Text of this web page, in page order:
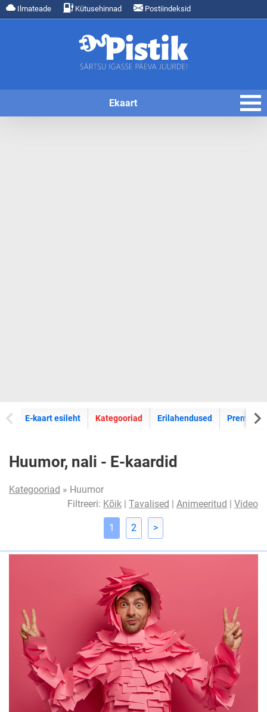
Ilmateade Kütusehinnad Postiindeksid
Ekaart
E-kaart esileht E-kaartide
Kategooriad Erilahendused Premium
Huumor, nali - E-kaardid
Kategooriad » Huumor
Filtreeri: Kõik | Tavalised | Animeeritud | Video
1 2 >